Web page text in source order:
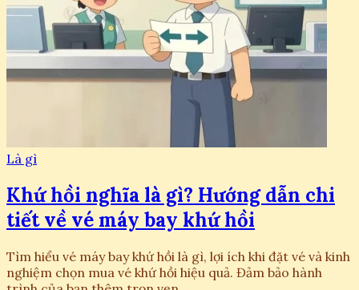
Là gì
Khứ hồi nghĩa là gì? Hướng dẫn chi
tiết về vé máy bay khứ hồi
Tìm hiểu vé máy bay khứ hồi là gì, lợi ích khi đặt vé và kinh
nghiệm chọn mua vé khứ hồi hiệu quả. Đảm bảo hành